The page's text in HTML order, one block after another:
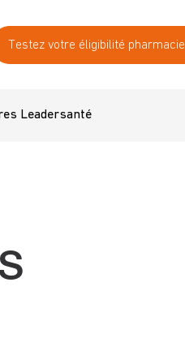
Testez votre éligibilité pharmacie
Leadersanté